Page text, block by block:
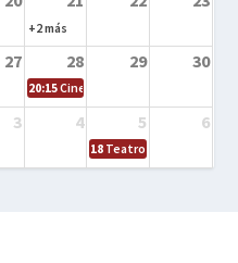
+2 más
27 28 29 30
20:15Cine en el calle – Tintín y el
3 4 5 6
18 Teatro – Tres